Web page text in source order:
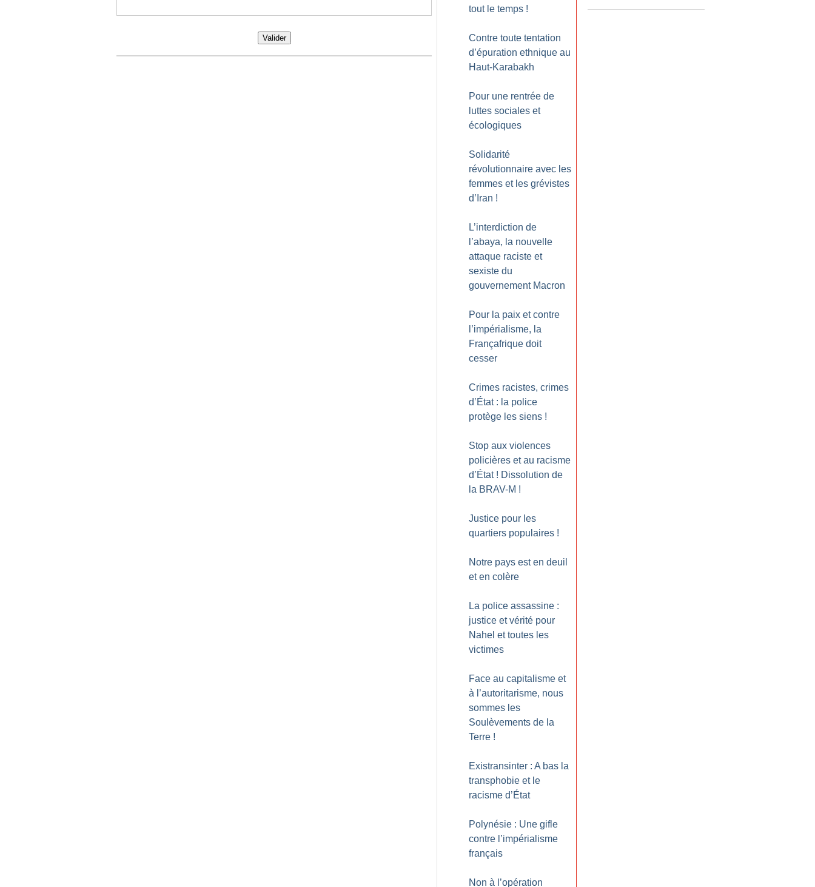
Valider
tout le temps !
Contre toute tentation
d’épuration ethnique au
Haut-Karabakh
Pour une rentrée de
luttes sociales et
écologiques
Solidarité
révolutionnaire avec les
femmes et les grévistes
d’Iran !
L’interdiction de
l’abaya, la nouvelle
attaque raciste et
sexiste du
gouvernement Macron
Pour la paix et contre
l’impérialisme, la
Françafrique doit
cesser
Crimes racistes, crimes
d’État : la police
protège les siens !
Stop aux violences
policières et au racisme
d’État ! Dissolution de
la BRAV-M !
Justice pour les
quartiers populaires !
Notre pays est en deuil
et en colère
La police assassine :
justice et vérité pour
Nahel et toutes les
victimes
Face au capitalisme et
à l’autoritarisme, nous
sommes les
Soulèvements de la
Terre !
Existransinter : A bas la
transphobie et le
racisme d’État
Polynésie : Une gifle
contre l’impérialisme
français
Non à l’opération